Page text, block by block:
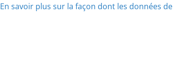
En savoir plus sur la façon dont les données de